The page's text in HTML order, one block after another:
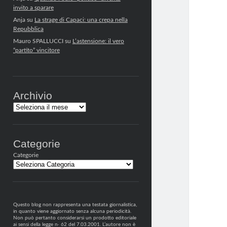
invito a sparare
Anjasu La strage di Capaci: una crepa nella
Repubblica
Mauro SPALLUCCIsu L’astensione: il vero
“partito” vincitore
Archivio
Archivi
Categorie
Categorie
Questo blog non rappresenta una testata giornalistica,
in quanto viene aggiornato senza alcuna periodicità.
Non può pertanto considerarsi un prodotto editoriale
ai sensi della legge n· 62 del 7.03.2001. L’autore non è